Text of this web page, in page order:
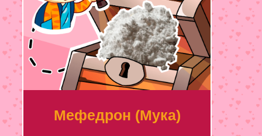
Мефедрон (Мука)